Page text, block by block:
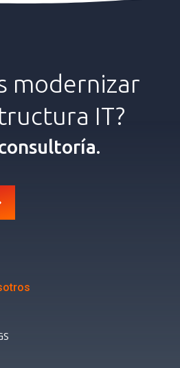
modernizar
IT?